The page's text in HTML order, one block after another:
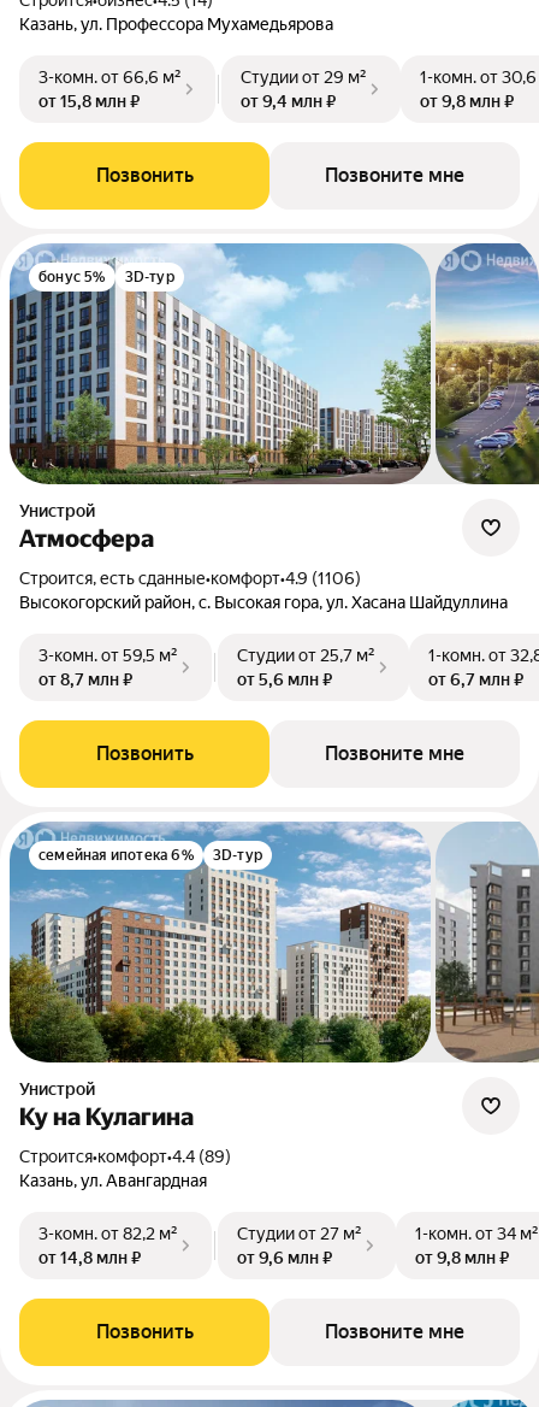
Казань, ул. Профессора Мухамедьярова
3-комн.от 66,6 м²
от 15,8 млн ₽
Студииот 29 м²
от 9,4 млн ₽
1-комн.от
от 9,8 млн ₽
Позвонить Позвоните мне
бонус 5% 3D-тур
Унистрой
Атмосфера
Строится, есть сданные•комфорт•4.9 (1106)
Высокогорский район, с. Высокая гора, ул. Хасана Шайдуллина
3-комн.от 59,5 м²
от 8,7 млн ₽
Студииот 25,7 м²
от 5,6 млн ₽
1-комн.от
от 6,7 млн ₽
Позвонить Позвоните мне
семейная ипотека 6% 3D-тур
Унистрой
Ку на Кулагина
Строится•комфорт•4.4 (89)
Казань, ул. Авангардная
3-комн.от 82,2 м²
от 14,8 млн ₽
Студииот 27 м²
от 9,6 млн ₽
1-комн.от 34 м²
от 9,8 млн ₽
Позвонить Позвоните мне